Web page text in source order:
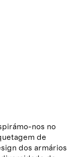
nos no
de
dos armários